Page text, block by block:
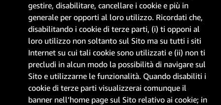
gestire, disabilitare, cancellare i cookie e più in
generale per opporti al loro utilizzo. Ricordati che,
disabilitando i cookie di terze parti, (i) ti opponi al
loro utilizzo non soltanto sul Sito ma su tutti i siti
Internet su cui tali cookie sono utilizzati e (ii) non ti
precludi in alcun modo la possibilità di navigare sul
Sito e utilizzarne le funzionalità. Quando disabiliti i
cookie di terze parti visualizzerai comunque il
banner nell’home page sul Sito relativo ai cookie; in